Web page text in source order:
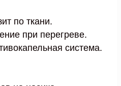
по ткани.
при перегреве.
система.